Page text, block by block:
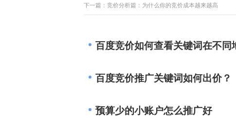
下一篇： 竞价分析篇：为什么你的竞价成本越来越高
百度竞价如何查看关键词在不同
百度竞价推广关键词如何出价？
预算少的小账户怎么推广好